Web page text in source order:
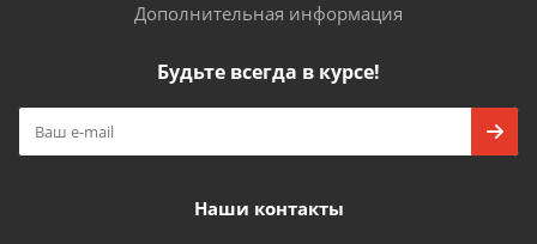
Дополнительная информация
Будьте всегда в курсе!
Наши контакты